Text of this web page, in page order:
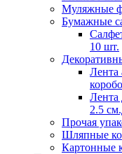
Муляжные
Бумажные
10 шт.
Лента
Лента
2.5
Прочая
Шляпные
Картонные